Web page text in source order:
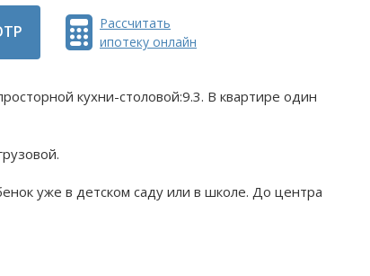
Рассчитать
ипотеку онлайн
кухни-столовой:9.3. B квартире один
уже в детском саду или в школе. До центра